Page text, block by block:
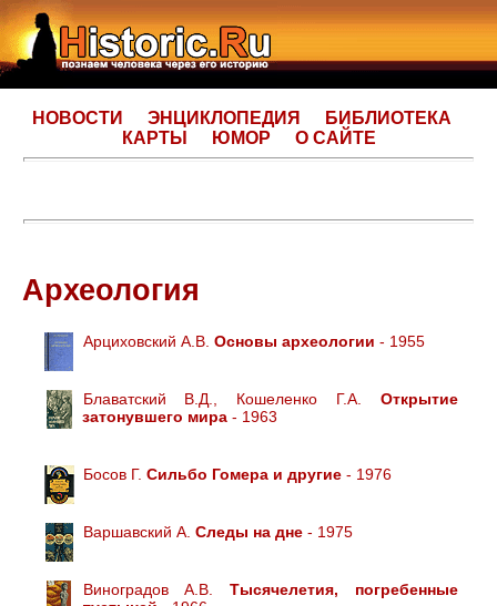
НОВОСТИ ЭНЦИКЛОПЕДИЯ
БИБЛИОТЕКА
КАРТЫ
ЮМОР О САЙТЕ
Археология
Арциховский А.В. Основы археологии - 1955
Блаватский В.Д., Кошеленко Г.А. Открытие
затонувшего мира- 1963
Босов Г. Сильбо Гомера и другие- 1976
Варшавский А. Следы на дне- 1975
Виноградов А.В. Тысячелетия, погребенные